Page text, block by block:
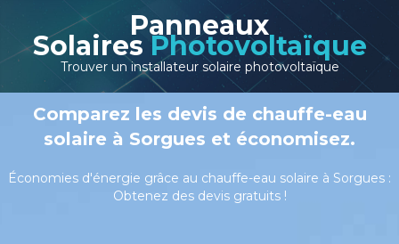
Panneaux
Solaires Photovoltaïque
Trouver un installateur solaire photovoltaïque
Comparez les devis de chauffe-eau
solaire à Sorgues et économisez.
Économies d'énergie grâce au chauffe-eau solaire à Sorgues :
Obtenez des devis gratuits !